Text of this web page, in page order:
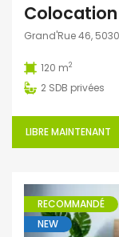
Grand'Rue 46,
120 m2
2 SDB privées
LIBRE MAINTENANT
RECOMMANDÉ
NEW